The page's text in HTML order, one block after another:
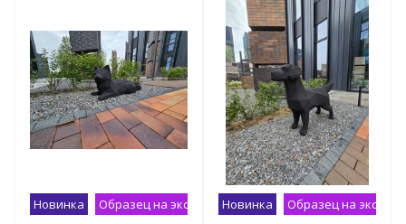
Новинка Образец на экспозицииНовинка Образец на